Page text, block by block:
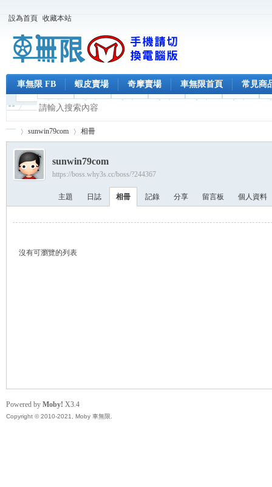
設為首頁 收藏本站
車無限 FB 蝦皮賣場 奇摩賣場 車無限首頁 常見商
›
sunwin79com 相冊
sunwin79com
https://boss.why3s.cc/boss/?244367
主題 日誌 相冊 記錄 分享 留言板 個人資料
沒有可瀏覽的列表
Powered by Moby! X3.4
Copyright © 2010-2021, Moby 車無限.